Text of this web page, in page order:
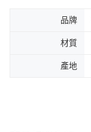
品牌
材質
產地